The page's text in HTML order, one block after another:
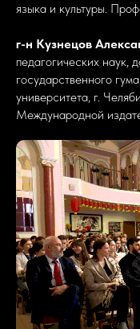
языка и культуры.
г-н Кузнецов
педагогических наук,
государственного
университета, г.
Международной